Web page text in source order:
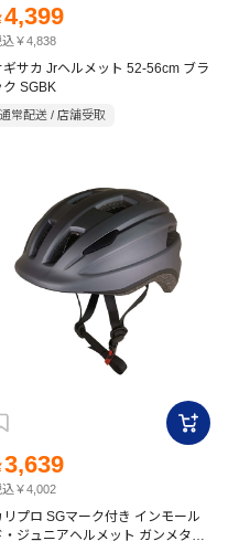
4,399
込￥4,838
ギサカ Jrヘルメット 52-56cm ブラ
ク SGBK
通常配送 / 店舗受取
3,639
込￥4,002
リプロ SGマーク付き インモール
・ジュニアヘルメット ガンメタル